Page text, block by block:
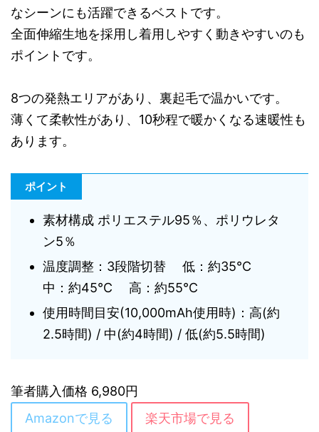
なシーンにも活躍できるベストです。
全面伸縮生地を採用し着用しやすく動きやすいのも
ポイントです。
8つの発熱エリアがあり、裏起毛で温かいです。
薄くて柔軟性があり、10秒程で暖かくなる速暖性も
あります。
ポイント
素材構成 ポリエステル95％、ポリウレタ
ン5％
温度調整：3段階切替 低：約35℃
中：約45℃ 高：約55℃
使用時間目安(10,000mAh使用時)：高(約
2.5時間) / 中(約4時間) / 低(約5.5時間)
筆者購入価格 6,980円
Amazonで見る
楽天市場で見る